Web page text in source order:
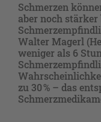
Schmerzen
aber noch
Walter Magerl
weniger als 6
zu 30 % – das